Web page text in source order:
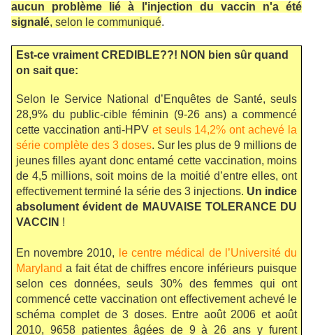
aucun problème lié à l'injection du vaccin n'a été
signalé, selon le communiqué.
Est-ce vraiment CREDIBLE??! NON bien sûr quand
on sait que:
Selon le Service National d’Enquêtes de Santé, seuls
28,9% du public-cible féminin (9-26 ans) a commencé
cette vaccination anti-HPV et seuls 14,2% ont achevé la
série complète des 3 doses. Sur les plus de 9 millions de
jeunes filles ayant donc entamé cette vaccination, moins
de 4,5 millions, soit moins de la moitié d’entre elles, ont
effectivement terminé la série des 3 injections. Un indice
absolument évident de MAUVAISE TOLERANCE DU
VACCIN !
En novembre 2010,
le centre médical de l’Université du
Maryland a fait état de chiffres encore inférieurs puisque
selon ces données, seuls 30% des femmes qui ont
commencé cette vaccination ont effectivement achevé le
schéma complet de 3 doses. Entre août 2006 et août
2010, 9658 patientes âgées de 9 à 26 ans y furent